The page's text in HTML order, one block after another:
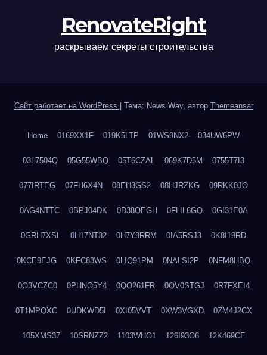
RenovateRight
раскрываем секреты строительства
Сайт работает на WordPress Тема: News Way, автор Themeansar
Home 0169XX1F 019K5LTP 01WS9NX2 034UW6PW
03L7504Q 05G55WBQ 05T6CZAL 069K7D5M 0755T7I3
077IRTEG 07FH6X4N 08EH3GS2 08HJRZKG 09RKK0JO
0AG4NTTC 0BPJ04DK 0D38QEGH 0FLIL6GQ 0GI31E0A
0GRH7XSL 0H17NT32 0H7Y9RRM 0IA5RSJ3 0K8I19RD
0KCE9EJG 0KFC83WS 0LIQ91PM 0NALSI2P 0NFM8HBQ
0O3VCZC0 0PHNO5Y4 0QO261FR 0QV0STGJ 0R7FXEI4
0T1MPQXC 0UDKWD5I 0XI05VVT 0XW3VGXD 0ZM4J2CX
105XMS37 10SRNZZ2 1103WHO1 126I93O6 12K469CE